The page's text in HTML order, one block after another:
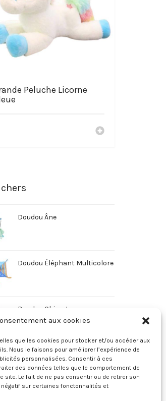
aux cookies
que les cookies pour stocker et/ou accéder aux
Nous le faisons pour améliorer l’expérience de
personnalisées. Consentir à ces
des données telles que le comportement de
site. Le fait de ne pas consentir ou de retirer son
sur certaines fonctonnalités et
Peluche Licorne
chers
Doudou Âne
Doudou Éléphant Multicolore
Doudou Chien Jaune